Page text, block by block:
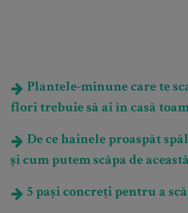
Plantele-minune care te
flori trebuie să ai în casă
De ce hainele proaspăt
și cum putem scăpa de
5 pași concreți pentru a